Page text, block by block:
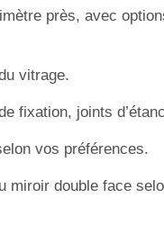
près, avec
vitrage.
fixation, joints
vos préférences.
double face